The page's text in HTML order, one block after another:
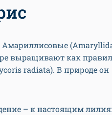
Амариллисовые
выращивают как
radiata). В природе он
– к настоящим